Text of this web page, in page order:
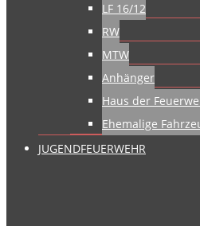
LF 16/12
RW
MTW
Anhänger
Haus der
Ehemalige
JUGENDFEUERWEHR